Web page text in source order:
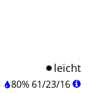
leicht
80% 61/23/16